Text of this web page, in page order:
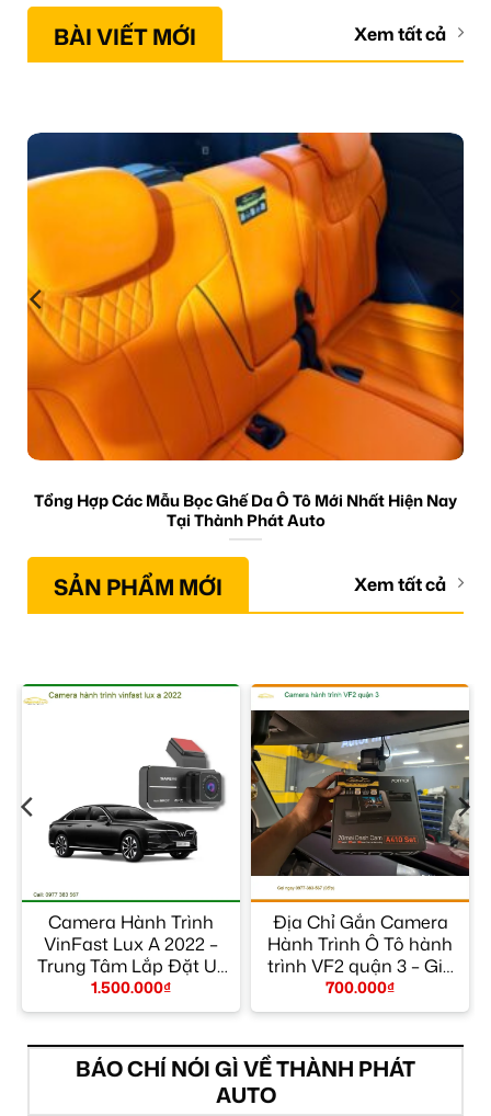
BÀI VIẾT MỚI Xem tất cả
Tổng Hợp Các Mẫu Bọc Ghế Da Ô Tô Mới Nhất Hiện Nay
Tại Thành Phát Auto
SẢN PHẨM MỚI Xem tất cả
Camera Hành Trình
VinFast Lux A 2022 –
Trung Tâm Lắp Đặt Uy
Tín TPHCM
1.500.000₫
Địa Chỉ Gắn Camera
Hành Trình Ô Tô hành
trình VF2 quận 3 – Giá
Tốt TPHCM
700.000₫
BÁO CHÍ NÓI GÌ VỀ THÀNH PHÁT
AUTO